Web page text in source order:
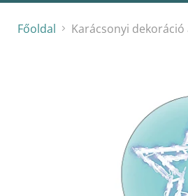
Főoldal Karácsonyi dekoráció